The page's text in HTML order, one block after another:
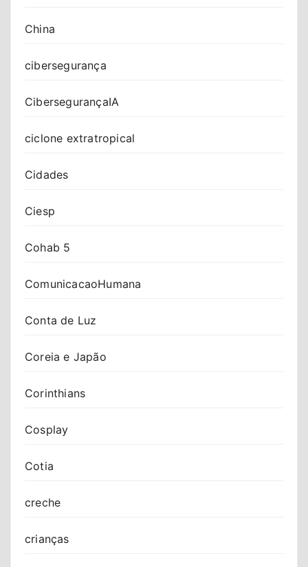
China
cibersegurança
CibersegurançaIA
ciclone extratropical
Cidades
Ciesp
Cohab 5
ComunicacaoHumana
Conta de Luz
Coreia e Japão
Corinthians
Cosplay
Cotia
creche
crianças